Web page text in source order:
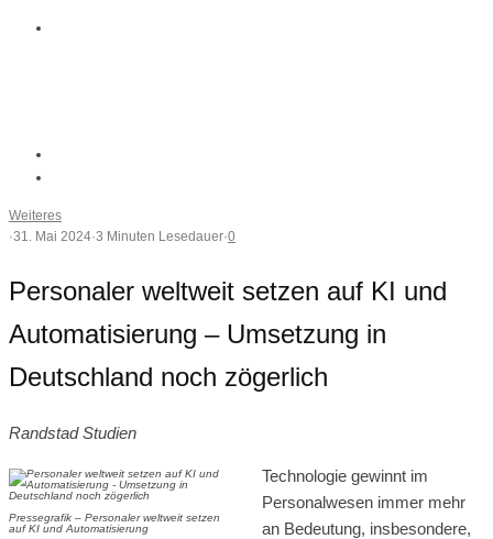
Weiteres
·31. Mai 2024·3 Minuten Lesedauer·0
Personaler weltweit setzen auf KI und
Automatisierung – Umsetzung in
Deutschland noch zögerlich
Randstad Studien
Pressegrafik – Personaler weltweit setzen
auf KI und Automatisierung
Technologie gewinnt im
Personalwesen immer mehr
an Bedeutung, insbesondere,